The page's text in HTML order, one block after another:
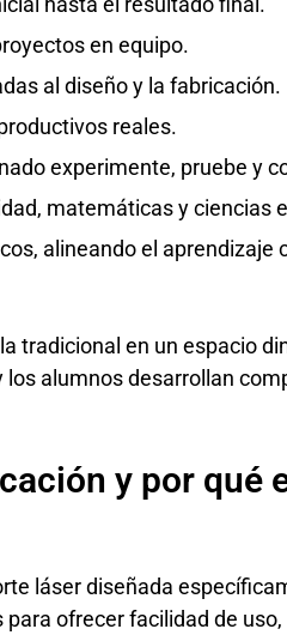
en equipo.
al diseño y la fabricación.
reales.
experimente, pruebe y
matemáticas y ciencias
alineando el
tradicional en un espacio
alumnos desarrollan
y por qué
láser diseñada
ofrecer facilidad de